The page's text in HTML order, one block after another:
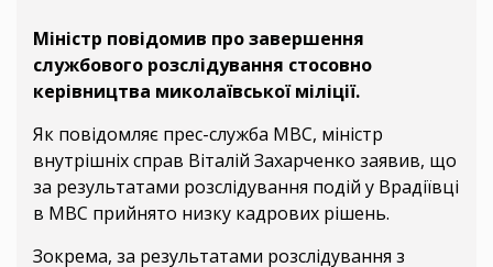
Міністр повідомив про завершення
службового розслідування стосовно
керівництва миколаївської міліції.
Як повідомляє прес-служба МВС, міністр
внутрішніх справ Віталій Захарченко заявив, що
за результатами розслідування подій у Врадіївці
в МВС прийнято низку кадрових рішень.
Зокрема, за результатами розслідування з